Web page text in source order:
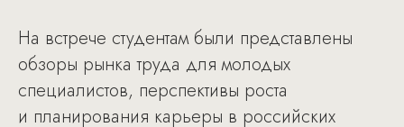
На встрече студентам были представлены
обзоры рынка труда для молодых
специалистов, перспективы роста
и планирования карьеры в российских